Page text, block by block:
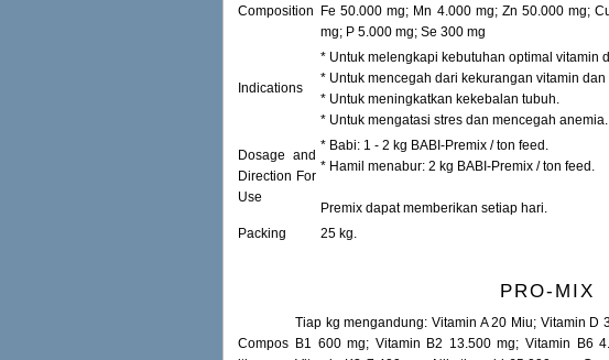
Composition
Fe 50.000 mg; Mn 4.000 mg; Zn 50.000 mg;
mg; P 5.000 mg; Se 300 mg
Indications
* Untuk melengkapi kebutuhan optimal vitamin
* Untuk mencegah dari kekurangan vitamin dan
* Untuk meningkatkan kekebalan tubuh.
* Untuk mengatasi stres dan mencegah anemia.
Dosage and
Direction For
Use
* Babi: 1 - 2 kg BABI-Premix / ton feed.
* Hamil menabur: 2 kg BABI-Premix / ton feed.
Premix dapat memberikan setiap hari.
Packing
25 kg.
PRO-MIX
Compos
Tiap kg mengandung: Vitamin A 20 Miu; Vitamin D
B1 600 mg; Vitamin B2 13.500 mg; Vitamin B6